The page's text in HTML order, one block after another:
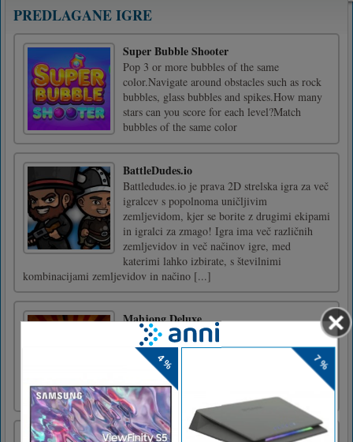
PREDLAGANE IGRE
Super Bubble Shooter
Pop 3 or more bubbles of the same
color.Navigate around obstacles such as rock
bubbles, glass bubbles and spikes.How many
stars can you score for each level?Match
bubbles of the same color
BattleDudes.io
Battledudes.io je prava 2D strelska igra za več
igralcev s popolnoma uničljivim
zemljevidom, kjer se borite z drugimi ekipami
in igralci za zmago! Igra ima več različnih
zemljevidov in več načinov igre, med
katerimi lahko izbirate, s številnimi
kombinacijami zemljevidov in načino [...]
Mahjong Deluxe
Mahjong Deluxe je brezplačna igra mahjong,
ki temelji na klasični kitajski igri. Cilj je
odstraniti vse ploščice z plošče. Odstranjujete
lahko samo seznanjene proste ploščice.
Grobnica Temple Temple